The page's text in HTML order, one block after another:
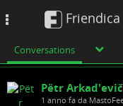
Friendica
Conversations
Pëtr
1 anno fa da